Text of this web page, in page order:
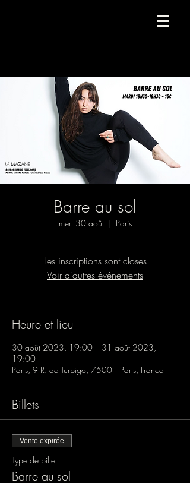
Barre au sol
mer. 30 août
  |
Paris
Les inscriptions sont closes
Voir d'autres événements
Heure et lieu
30 août 2023, 19:00 – 31 août 2023,
19:00
Paris, 9 R. de Turbigo, 75001 Paris, France
Billets
Vente expirée
Type de billet
Barre au sol